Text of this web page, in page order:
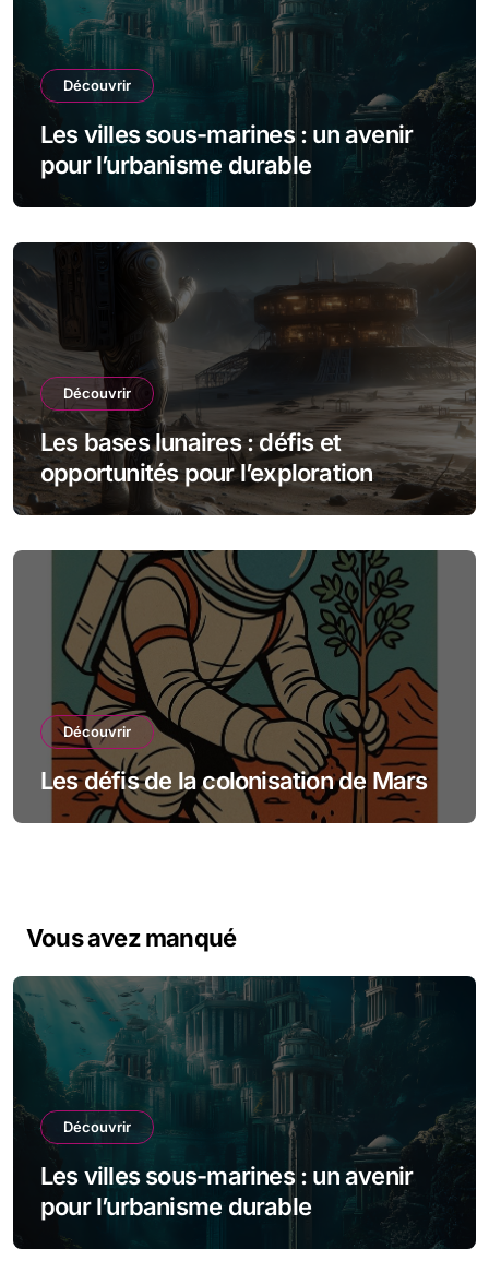
Découvrir
Les villes sous-marines : un avenir
pour l’urbanisme durable
Découvrir
Les bases lunaires : défis et
opportunités pour l’exploration
spatiale
Découvrir
Les défis de la colonisation de Mars
Vous avez manqué
Découvrir
Les villes sous-marines : un avenir
pour l’urbanisme durable